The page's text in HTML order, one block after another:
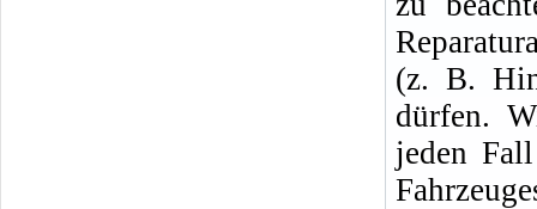
(z. B.
dürfen.
jeden